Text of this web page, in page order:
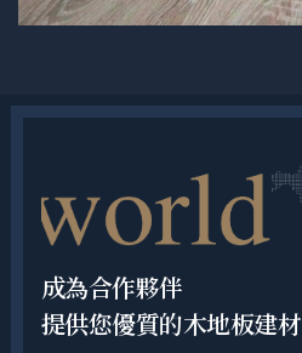
成為合作夥伴
提供您優質的木地板建材